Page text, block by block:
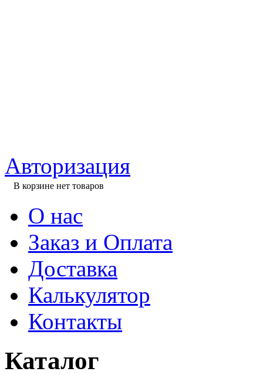
Авторизация
В корзине нет товаров
О нас
Заказ и Оплата
Доставка
Калькулятор
Контакты
Каталог